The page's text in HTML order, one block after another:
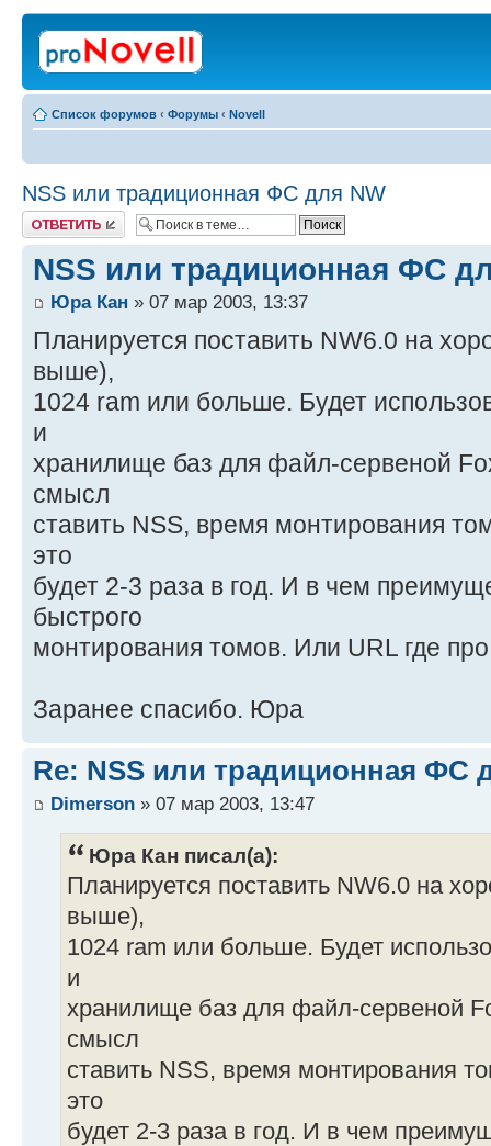
Список форумов ‹ Форумы ‹ Novell
NSS или традиционная ФС для NW
Ответить
NSS или традиционная ФС
Юра Кан » 07 мар 2003, 13:37
Планируется поставить NW6.0 на
выше),
1024 ram или больше. Будет
и
хранилище баз для файл-сервеной
смысл
ставить NSS, время монтирования
это
будет 2-3 раза в год. И в чем
быстрого
монтирования томов. Или URL где
Заранее спасибо. Юра
Re: NSS или традиционная ФС
Dimerson » 07 мар 2003, 13:47
Юра Кан писал(а):
Планируется поставить NW6.0 на
выше),
1024 ram или больше. Будет
и
хранилище баз для файл-сервеной
смысл
ставить NSS, время монтирования
это
будет 2-3 раза в год. И в чем